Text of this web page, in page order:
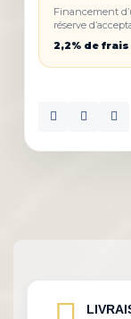
Financement
réserve
2,2% de